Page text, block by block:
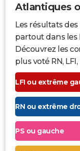
Atlantiques
Les résultats
partout dans les
Découvrez les
plus voté RN, LFI,
LFI ou extrême
RN ou extrême
PS ou gauche